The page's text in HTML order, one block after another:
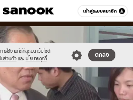
เข้าสู่ระบบสมาชิก
หมวดอื่นๆ
ารใช้งานที่ดีที่สุดบน เว็บไซต์
นส่วนตัว และ นโยบายคุกกี้
ตกลง
logo- 632834-